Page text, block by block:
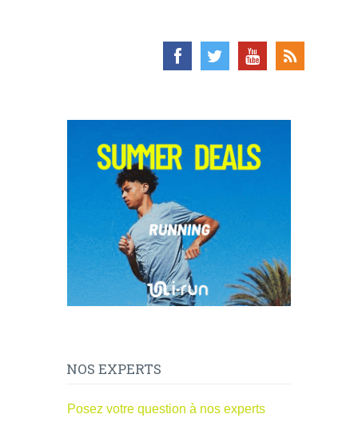
NOS EXPERTS
Posez votre question à nos experts